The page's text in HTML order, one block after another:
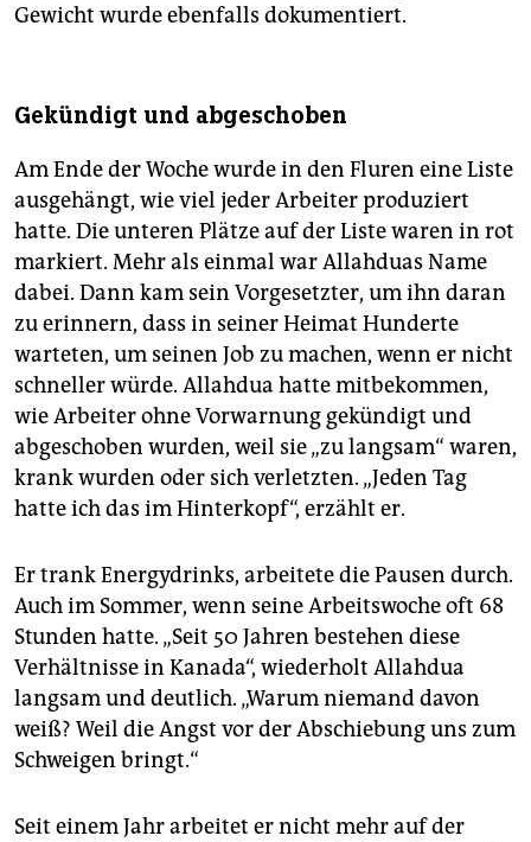
Gewicht wurde ebenfalls dokumentiert.
Gekündigt und abgeschoben
Am Ende der Woche wurde in den Fluren eine Liste
ausgehängt, wie viel jeder Arbeiter produziert
hatte. Die unteren Plätze auf der Liste waren in rot
markiert. Mehr als einmal war Allahduas Name
dabei. Dann kam sein Vorgesetzter, um ihn daran
zu erinnern, dass in seiner Heimat Hunderte
warteten, um seinen Job zu machen, wenn er nicht
schneller würde. Allahdua hatte mitbekommen,
wie Arbeiter ohne Vorwarnung gekündigt und
abgeschoben wurden, weil sie „zu langsam“ waren,
krank wurden oder sich verletzten. „Jeden Tag
hatte ich das im Hinterkopf“, erzählt er.
Er trank Energydrinks, arbeitete die Pausen durch.
Auch im Sommer, wenn seine Arbeitswoche oft 68
Stunden hatte. „Seit 50 Jahren bestehen diese
Verhältnisse in Kanada“, wiederholt Allahdua
langsam und deutlich. „Warum niemand davon
weiß? Weil die Angst vor der Abschiebung uns zum
Schweigen bringt.“
Seit einem Jahr arbeitet er nicht mehr auf der